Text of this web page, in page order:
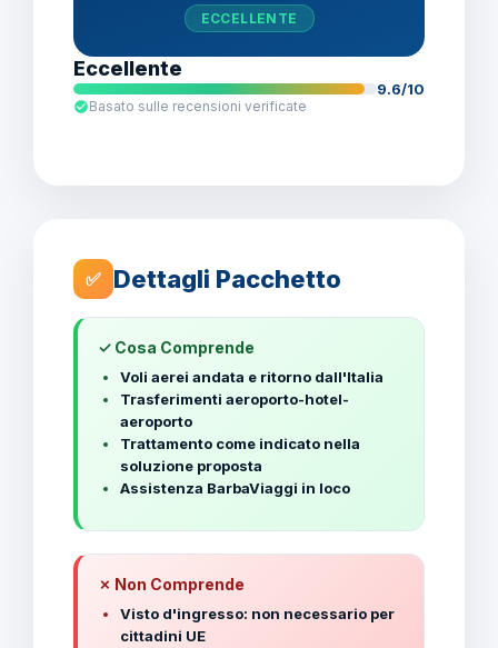
ECCELLENTE
Eccellente
9.6/10
Basato sulle recensioni verificate
✅ Dettagli Pacchetto
✓ Cosa Comprende
Voli aerei andata e ritorno dall'Italia
Trasferimenti aeroporto-hotel-
aeroporto
Trattamento come indicato nella
soluzione proposta
Assistenza BarbaViaggi in loco
✗ Non Comprende
Visto d'ingresso: non necessario per
cittadini UE